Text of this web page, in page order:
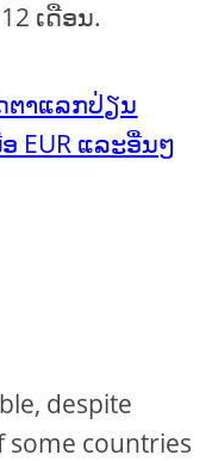
ເດືອນ.
ຕາແລກປ່ຽນ
EUR ແລະອື່ນໆ
despite
some countries